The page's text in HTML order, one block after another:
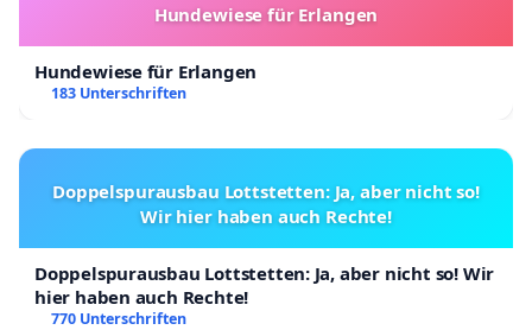
Hundewiese für Erlangen
Hundewiese für Erlangen
183 Unterschriften
Doppelspurausbau Lottstetten: Ja, aber nicht so!
Wir hier haben auch Rechte!
Doppelspurausbau Lottstetten: Ja, aber nicht so! Wir
hier haben auch Rechte!
770 Unterschriften